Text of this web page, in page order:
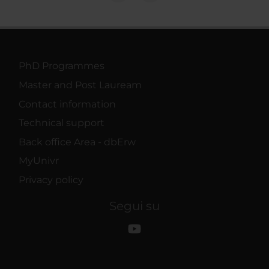
PhD Programmes
Master and Post Lauream
Contact information
Technical support
Back office Area - dbErw
MyUnivr
Privacy policy
Segui su